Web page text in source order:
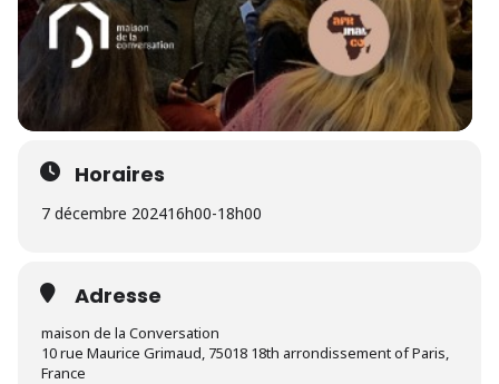
Horaires
7 décembre 202416h00-18h00
Adresse
maison de la Conversation
10 rue Maurice Grimaud, 75018 18th arrondissement of Paris,
France